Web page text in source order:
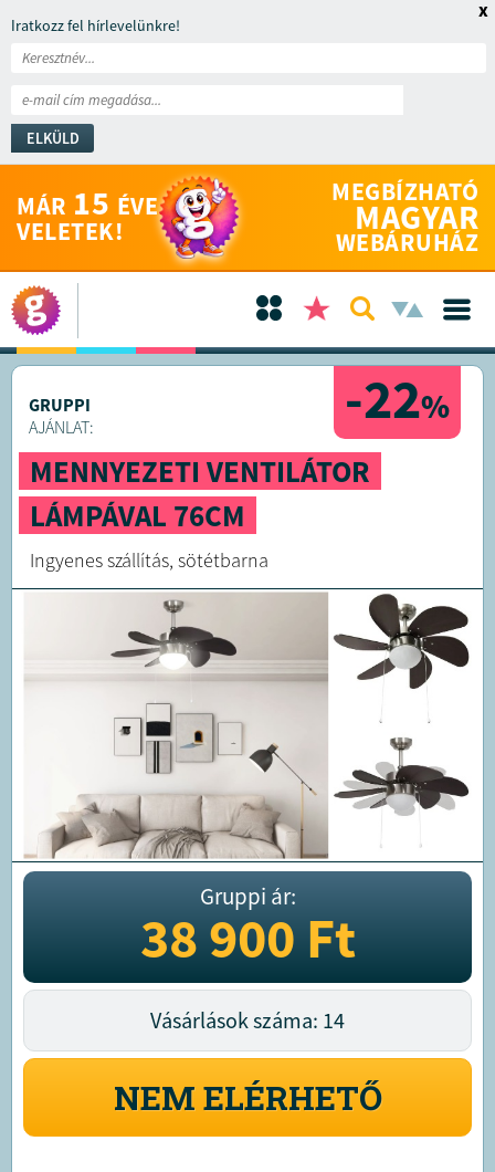
Iratkozz fel hírlevelünkre!
ELKÜLD
x
MÁR 15 ÉVE
VELETEK!
MEGBÍZHATÓ
MAGYAR
WEBÁRUHÁZ
-22%
GRUPPI
AJÁNLAT:
MENNYEZETI VENTILÁTOR
LÁMPÁVAL 76CM
Ingyenes szállítás, sötétbarna
Gruppi ár:
38 900Ft
Vásárlások száma: 14
NEM ELÉRHETŐ